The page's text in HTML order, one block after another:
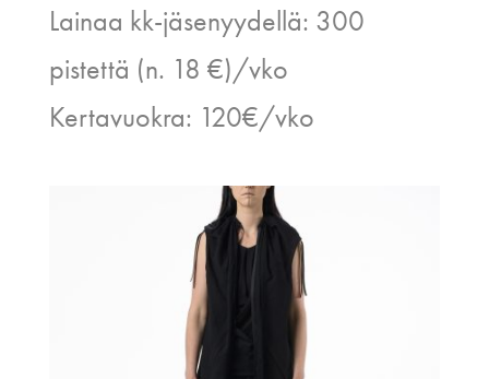
Lainaa kk-jäsenyydellä: 300
pistettä (n. 18 €)/vko
Kertavuokra: 120€/vko